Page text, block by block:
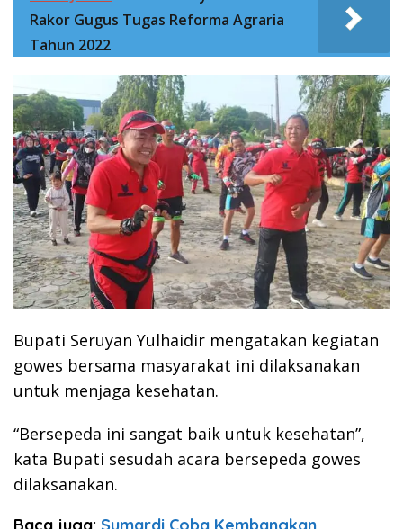
Rakor Gugus Tugas Reforma Agraria
Tahun 2022
Bupati Seruyan Yulhaidir mengatakan kegiatan
gowes bersama masyarakat ini dilaksanakan
untuk menjaga kesehatan.
“Bersepeda ini sangat baik untuk kesehatan”,
kata Bupati sesudah acara bersepeda gowes
dilaksanakan.